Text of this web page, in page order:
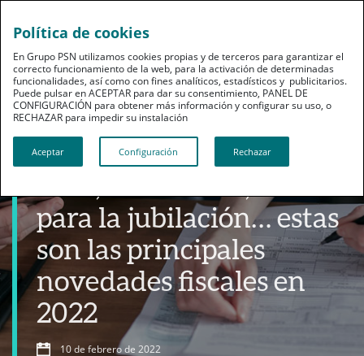
Profesionales
para la jubilación… estas
son las principales
novedades fiscales en
2022
10 de febrero de 2022
Política de cookies
En Grupo PSN utilizamos cookies propias y de terceros para garantizar el
correcto funcionamiento de la web, para la activación de determinadas
funcionalidades, así como con fines analíticos, estadísticos y publicitarios.
Puede pulsar en ACEPTAR para dar su consentimiento, PANEL DE
CONFIGURACIÓN para obtener más información y configurar su uso, o
RECHAZAR para impedir su instalación​​​​​​​
Aceptar Configuración Rechazar